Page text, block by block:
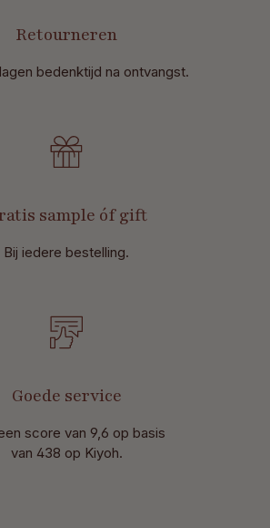
Retourneren
bedenktijd na ontvangst.
sample óf gift
Bij iedere bestelling.
Goede service
score van 9,6 op basis
van 438 op Kiyoh.